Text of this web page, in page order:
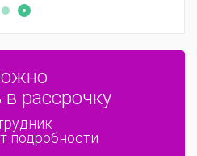
в рассрочку
подробности